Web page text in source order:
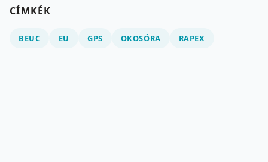
CÍMKÉK
BEUC EU GPS OKOSÓRA RAPEX